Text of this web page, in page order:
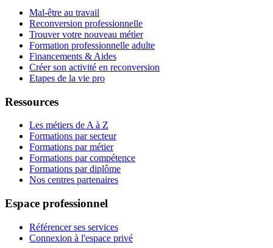
Mal-être au travail
Reconversion professionnelle
Trouver votre nouveau métier
Formation professionnelle adulte
Financements & Aides
Créer son activité en reconversion
Etapes de la vie pro
Ressources
Les métiers de A à Z
Formations par secteur
Formations par métier
Formations par compétence
Formations par diplôme
Nos centres partenaires
Espace professionnel
Référencer ses services
Connexion à l'espace privé